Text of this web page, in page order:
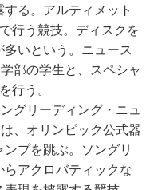
る。アルティメット
行う競技。ディスクを
いという。ニュース
部の学生と、スペシャ
行う。
グリーディング・ニュ
、オリンピック公式器
プを跳ぶ。ソングリ
アクロバティックな